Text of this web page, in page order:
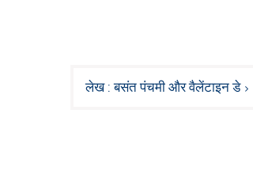
लेख : बसंत पंचमी और वैलेंटाइन डे